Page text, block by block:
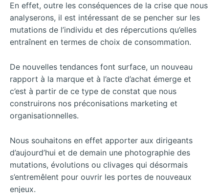
En effet, outre les conséquences de la crise que nous
analyserons, il est intéressant de se pencher sur les
mutations de l’individu et des répercutions qu’elles
entraînent en termes de choix de consommation.
De nouvelles tendances font surface, un nouveau
rapport à la marque et à l’acte d’achat émerge et
c’est à partir de ce type de constat que nous
construirons nos préconisations marketing et
organisationnelles.
Nous souhaitons en effet apporter aux dirigeants
d’aujourd’hui et de demain une photographie des
mutations, évolutions ou clivages qui désormais
s’entremêlent pour ouvrir les portes de nouveaux
enjeux.